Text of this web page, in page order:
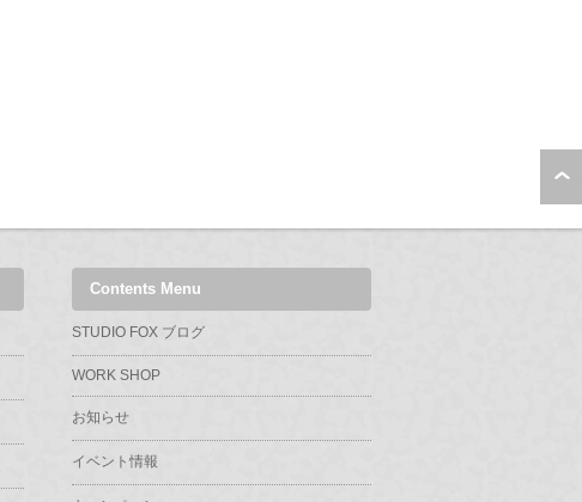
Contents Menu
STUDIO FOX ブログ
WORK SHOP
お知らせ
イベント情報